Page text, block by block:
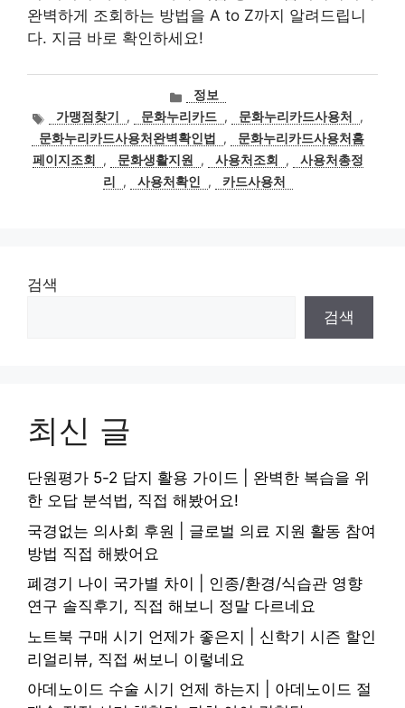
완벽하게 조회하는 방법을 A to Z까지 알려드립니
다. 지금 바로 확인하세요!
카
테
고
리
정보
태
그
가맹점찾기 , 문화누리카드 , 문화누리카드사용처
,
문화누리카드사용처완벽확인법
,
문화누리카드사용처홈
페이지조회
, 문화생활지원 , 사용처조회 ,
사용처총정
리
, 사용처확인 , 카드사용처
검색
검색
최신 글
단원평가 5-2 답지 활용 가이드 | 완벽한 복습을 위
한 오답 분석법, 직접 해봤어요!
국경없는 의사회 후원 | 글로벌 의료 지원 활동 참여
방법 직접 해봤어요
폐경기 나이 국가별 차이 | 인종/환경/식습관 영향
연구 솔직후기, 직접 해보니 정말 다르네요
노트북 구매 시기 언제가 좋은지 | 신학기 시즌 할인
리얼리뷰, 직접 써보니 이렇네요
아데노이드 수술 시기 언제 하는지 | 아데노이드 절